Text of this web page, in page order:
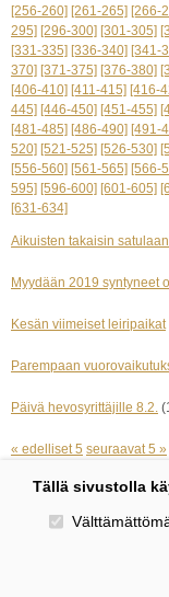
[256-260] [261-265] [266-
295] [296-300] [301-305]
[331-335] [336-340] [341-
370] [371-375] [376-380]
[406-410] [411-415] [416-
445] [446-450] [451-455]
[481-485] [486-490] [491-
520] [521-525] [526-530]
[556-560] [561-565] [566-
595] [596-600] [601-605]
[631-634]
Aikuisten takaisin
Myydään 2019 syntyneet
Kesän viimeiset leiripaikat
Parempaan
Päivä hevosyrittäjille 8.2.
« edelliset 5 seuraavat 5 »
Tehty Yhdistysavaimella |
Tällä sivustolla
Valitse käytettävät